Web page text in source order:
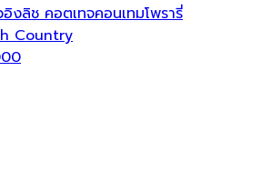
อิงลิช คอตเทจคอนเทมโพรารี่
Country